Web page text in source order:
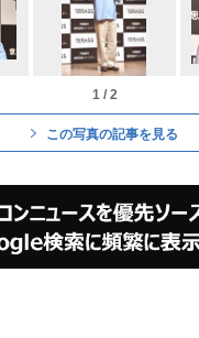
1 / 2
この写真の記事を見る